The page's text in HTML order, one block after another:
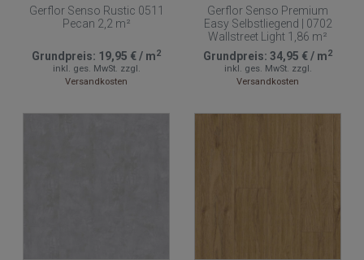
Gerflor Senso Rustic 0511
Pecan 2,2 m²
Grundpreis: 19,95 €/ m2
inkl. ges. MwSt. zzgl.
Versandkosten
Gerflor Senso Premium
Easy Selbstliegend | 0702
Wallstreet Light 1,86 m²
Grundpreis: 34,95 €/ m2
inkl. ges. MwSt. zzgl.
Versandkosten